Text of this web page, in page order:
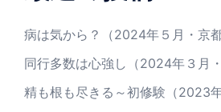
病は気から？（2024年５月・京都
同行多数は心強し（2024年３月・
精も根も尽きる～初修験（2023